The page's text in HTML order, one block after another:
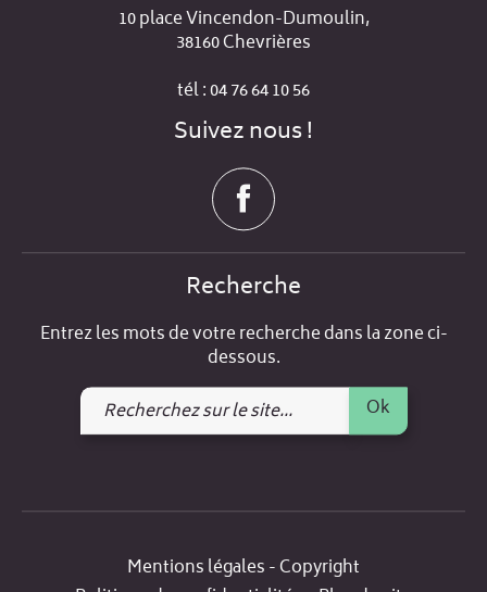
10 place Vincendon-Dumoulin,
38160 Chevrières
tél : 04 76 64 10 56
Suivez nous !
Recherche
Entrez les mots de votre recherche dans la zone ci-
dessous.
Recherchez
sur
Ok
Mentions légales - Copyright